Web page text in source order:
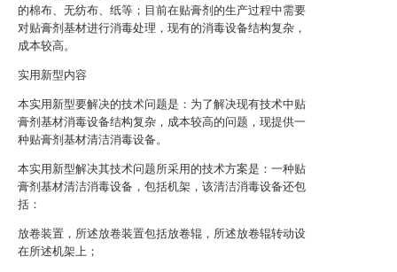
的棉布、无纺布、纸等；目前在贴膏剂的生产过程中需要
对贴膏剂基材进行消毒处理，现有的消毒设备结构复杂，
成本较高。
实用新型内容
本实用新型要解决的技术问题是：为了解决现有技术中贴
膏剂基材消毒设备结构复杂，成本较高的问题，现提供一
种贴膏剂基材清洁消毒设备。
本实用新型解决其技术问题所采用的技术方案是：一种贴
膏剂基材清洁消毒设备，包括机架，该清洁消毒设备还包
括：
放卷装置，所述放卷装置包括放卷辊，所述放卷辊转动设
在所述机架上；